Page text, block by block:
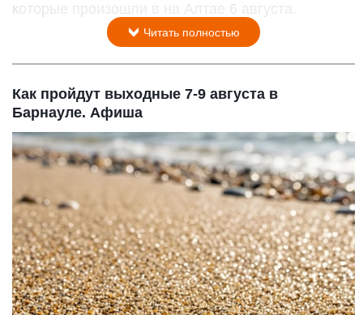
которые произошли в на Алтае 6 августа.
Читать полностью
Как пройдут выходные 7-9 августа в
Барнауле. Афиша